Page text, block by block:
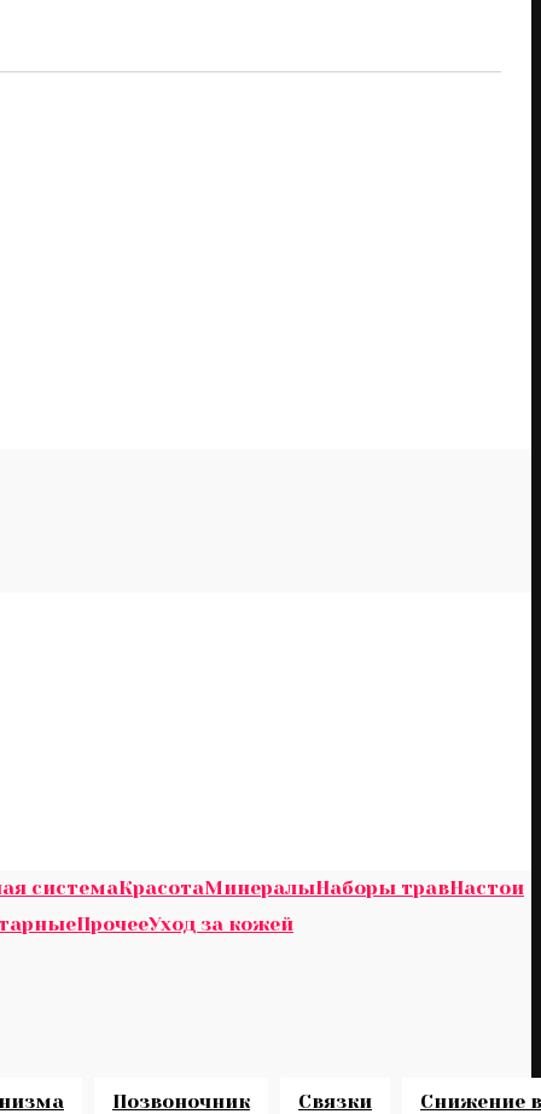
системаКрасотаМинералыНаборы травНастои
ПрочееУход за кожей
Позвоночник Связки Снижение